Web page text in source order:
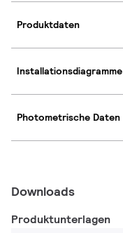
Produktdaten
Installationsdiagramme
Photometrische Daten
Downloads
Produktunterlagen